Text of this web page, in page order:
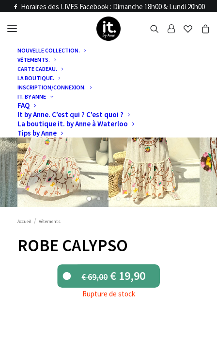
Horaires des LIVES Facebook : Dimanche 18h00 & Lundi 20h00
NOUVELLE COLLECTION.
VÊTEMENTS.
CARTE CADEAU.
LA BOUTIQUE.
INSCRIPTION/CONNEXION.
IT. BY ANNE
FAQ
It by Anne. C’est qui ? C’est quoi ?
La boutique it. by Anne à Waterloo
Tips by Anne
Accueil Vêtements
ROBE CALYPSO
€69,00 Le
prix
€ 19,90Le
prix
Rupture de stock